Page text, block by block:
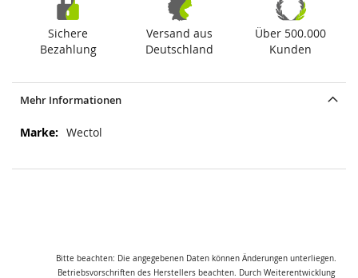
Sichere
Bezahlung
Versand aus
Deutschland
Über 500.000
Kunden
Mehr Informationen
Mehr
Wectol
Bitte beachten: Die angegebenen Daten können Änderungen unterliegen.
Betriebsvorschriften des Herstellers beachten. Durch Weiterentwicklung